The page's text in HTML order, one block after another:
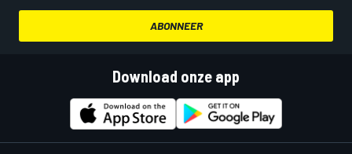
ABONNEER
Download onze app